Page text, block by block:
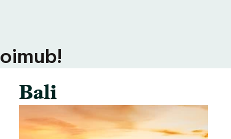
Bali